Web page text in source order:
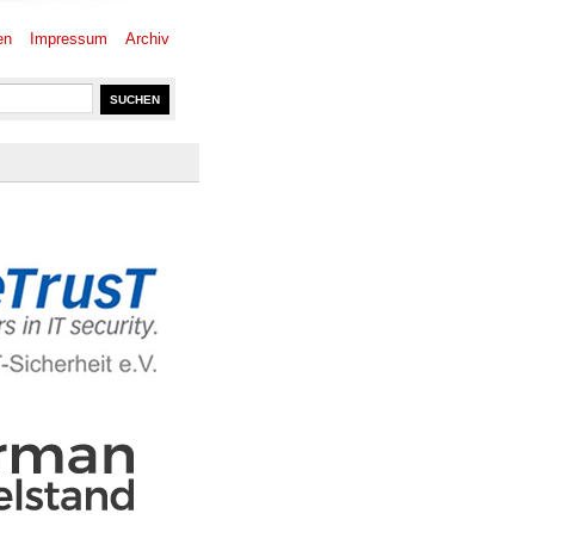
Impressum Archiv